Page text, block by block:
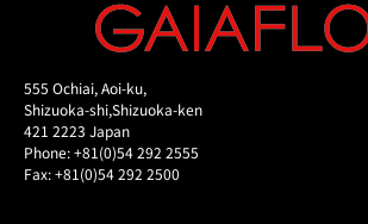
555 Ochiai, Aoi-ku,
Shizuoka-shi,Shizuoka-ken
421 2223 Japan
Phone: +81(0)54 292 2555
Fax: +81(0)54 292 2500